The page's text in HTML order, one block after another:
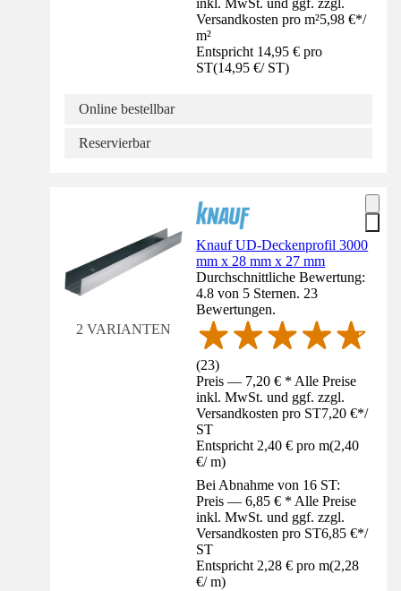
Versandkosten pro m²5,98 €*/
m²
Entspricht 14,95 € pro
ST(14,95 €/ ST)
Online bestellbar
Reservierbar
2 VARIANTEN
Knauf UD-Deckenprofil 3000
mm x 28 mm x 27 mm
Durchschnittliche Bewertung:
4.8 von 5 Sternen. 23
Bewertungen.
(23)
Preis — 7,20 € * Alle Preise
inkl. MwSt. und ggf. zzgl.
Versandkosten pro ST7,20 €*/
ST
Entspricht 2,40 € pro m(2,40
€/ m)
Bei Abnahme von 16 ST:
Preis — 6,85 € * Alle Preise
inkl. MwSt. und ggf. zzgl.
Versandkosten pro ST6,85 €*/
ST
Entspricht 2,28 € pro m(2,28
€/ m)